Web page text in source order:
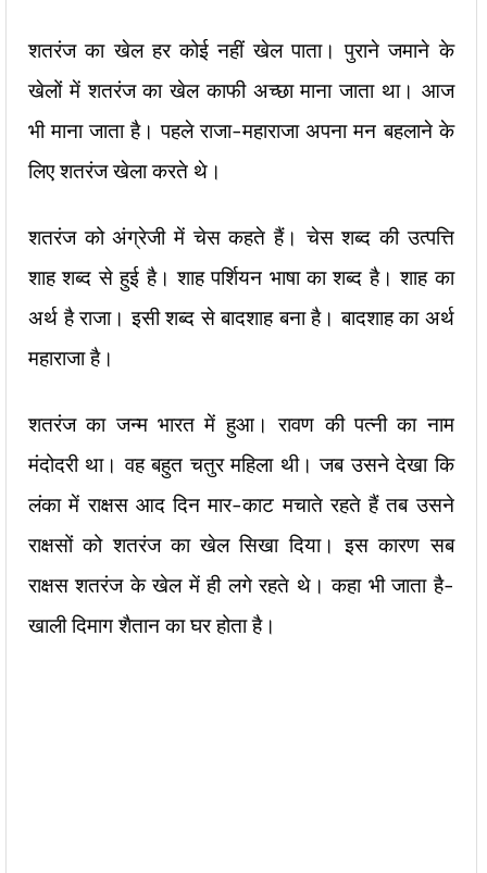
शतरंज का खेल हर कोई नहीं खेल पाता। पुराने जमाने के
खेलों में शतरंज का खेल काफी अच्छा माना जाता था। आज
भी माना जाता है। पहले राजा-महाराजा अपना मन बहलाने के
लिए शतरंज खेला करते थे।
शतरंज को अंग्रेजी में चेस कहते हैं। चेस शब्द की उत्पत्ति
शाह शब्द से हुई है। शाह पर्शियन भाषा का शब्द है। शाह का
अर्थ है राजा। इसी शब्द से बादशाह बना है। बादशाह का अर्थ
महाराजा है।
शतरंज का जन्म भारत में हुआ। रावण की पत्नी का नाम
मंदोदरी था। वह बहुत चतुर महिला थी। जब उसने देखा कि
लंका में राक्षस आद दिन मार-काट मचाते रहते हैं तब उसने
राक्षसों को शतरंज का खेल सिखा दिया। इस कारण सब
राक्षस शतरंज के खेल में ही लगे रहते थे। कहा भी जाता है-
खाली दिमाग शैतान का घर होता है।